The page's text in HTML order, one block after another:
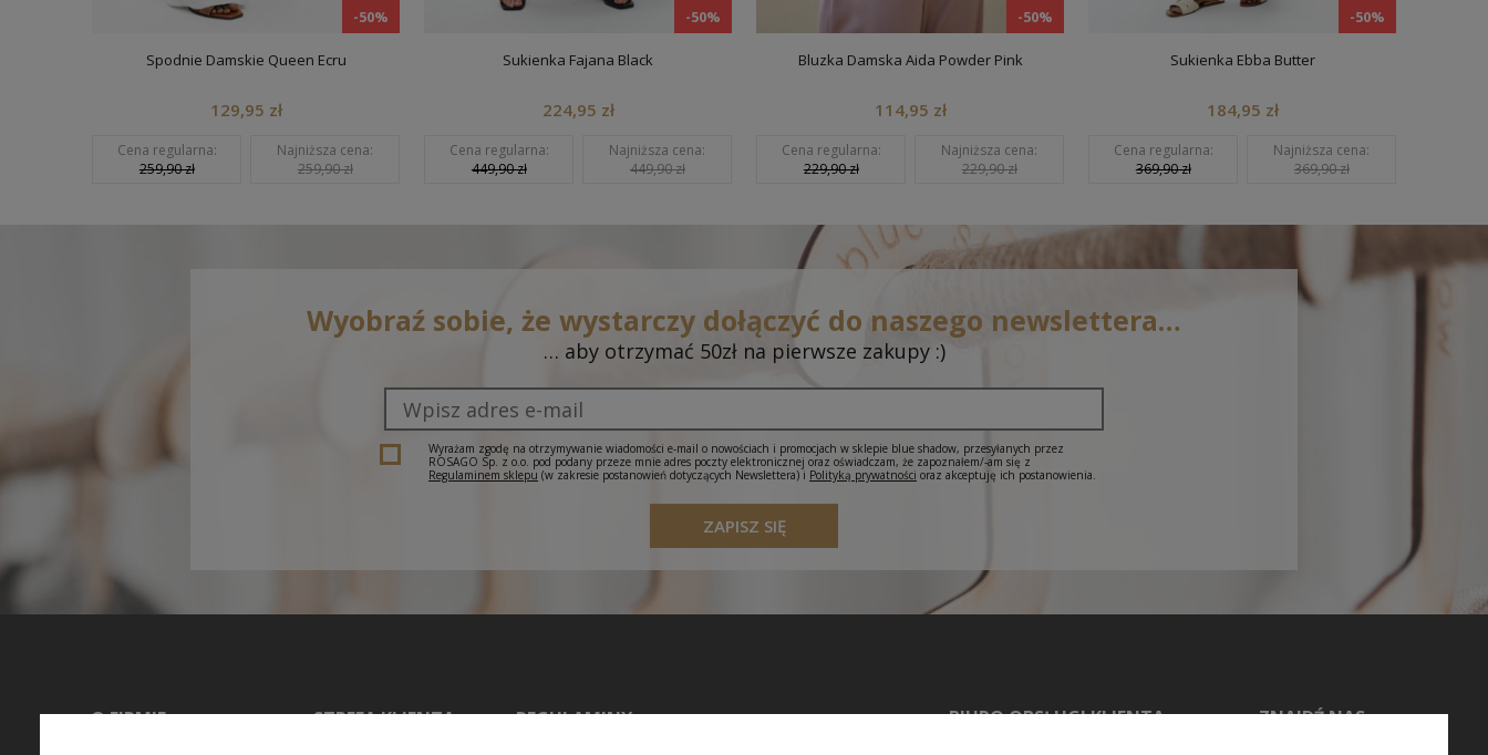
-50%
Spodnie Damskie Queen Ecru
129,95 zł
Cena regularna:
259,90 zł
Najniższa cena:
259,90 zł
-50%
Sukienka Fajana Black
224,95 zł
Cena regularna:
449,90 zł
Najniższa cena:
449,90 zł
-50%
Bluzka Damska Aida Powder Pink
114,95 zł
Cena regularna:
229,90 zł
Najniższa cena:
229,90 zł
-50%
Sukienka Ebba Butter
184,95 zł
Cena regularna:
369,90 zł
Najniższa cena:
369,90 zł
Wyobraź sobie, że wystarczy dołączyć do naszego newslettera…
… aby otrzymać 50zł na pierwsze zakupy :)
Wyrażam zgodę na otrzymywanie wiadomości e-mail o nowościach i promocjach w sklepie blue shadow, przesyłanych przez
ROSAGO Sp. z o.o. pod podany przeze mnie adres poczty elektronicznej oraz oświadczam, że zapoznałem/-am się z
Regulaminem sklepu (w zakresie postanowień dotyczących Newslettera) i Polityką prywatności oraz akceptuję ich postanowienia.
ZAPISZ SIĘ
O FIRMIE STREFA KLIENTA REGULAMINY BIURO OBSŁUGI KLIENTA ZNAJDŹ NAS